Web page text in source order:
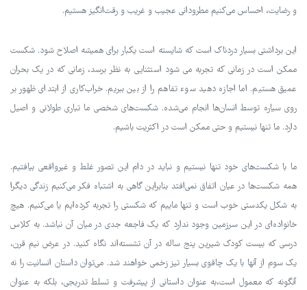
و رضایت، احساس می‌کنیم مطرودانی عجیب و غریب و رقت‌انگیز هستیم.
این برداشتی بسیار دردناک است که شایسته است یکبار برای همیشه اصلاح شود. شکست
ممکن است در زمانی که تجربه می شود استثنایی به نظر برسد، زمانی که در یک بحران
عمیق هستیم. اما اجازه دهید سوء تفاهم را از بین ببریم. خراب‌کاری از ابتدای ظهور بر
روی سیاره توسط انسان‌ها انجام می‌شده. شکست‌های شخصی ما تباری طولانی و اصیل
دارد. ما تنها نیستیم و حتی ممکن است در اکثریت باشیم.
ما با شکست‌های خود تنها نیستیم و نباید در دام این تصور غلط و غیرواقعی بیافتیم.
همه شکست‌ها در عیان اتفاق نمی‌افتد بنابراین گاهی به اشتباه فکر می‌کنیم زندگی دیگرا
به شکل یکدستی خوب است و تنها ماییم که شکستی را تجربه کرده‌ایم یا می‌کنیم. هیچ
خانواده‌ای در این سرزمین وجود ندارد که یک فاجعه جدی در میان آن نباشد. به کلاس
درسی که بیست کودک شیرین پنج ساله در آن تشسته‌اند نگاه کنید. در عرض نیم قرن،
یک سوم از آنها با یک چاقوی بسیار تیز زخمی خواهند شد. می‌توان داستان انسانیت را نه
آنگونه که معمول است،به عنوان داستانی از پیشرفت و تسلط تدریجی، بلکه به عنوان